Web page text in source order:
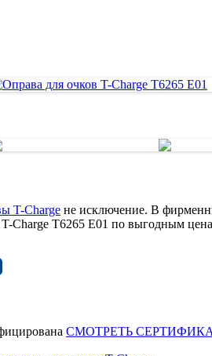
T-Charge не исключение. В
Charge T6265 E01 по выгодным
СМОТРЕТЬ